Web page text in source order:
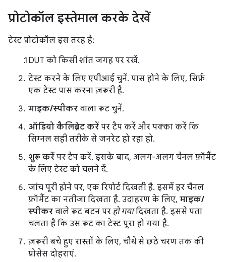
प्रोटोकॉल इस्तेमाल करके देखें
टेस्ट प्रोटोकॉल इस तरह है:
DUT को किसी शांत जगह पर रखें.
टेस्ट करने के लिए एपीआई चुनें. पास होने के लिए, सिर्फ़
एक टेस्ट पास करना ज़रूरी है.
माइक/स्पीकर वाला रूट चुनें.
ऑडियो कैलिब्रेट करें पर टैप करें और पक्का करें कि
सिग्नल सही तरीके से जनरेट हो रहा हो.
शुरू करें पर टैप करें. इसके बाद, अलग-अलग चैनल फ़ॉर्मैट
के लिए टेस्ट को चलने दें.
जांच पूरी होने पर, एक रिपोर्ट दिखती है. इसमें हर चैनल
फ़ॉर्मैट का नतीजा दिखता है. उदाहरण के लिए, माइक/
स्पीकर वाले रूट बटन पर हो गयादिखता है. इससे पता
चलता है कि उस रूट का टेस्ट पूरा हो गया है.
ज़रूरी बचे हुए रास्तों के लिए, चौथे से छठे चरण तक की
प्रोसेस दोहराएं.